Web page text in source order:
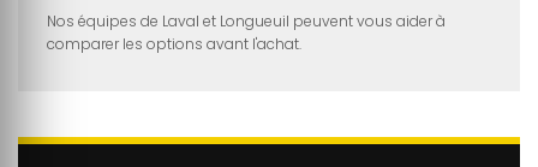
Nos équipes de Laval et Longueuil peuvent vous aider à
comparer les options avant l'achat.